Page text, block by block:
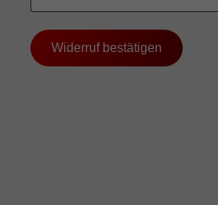
Widerruf bestätigen